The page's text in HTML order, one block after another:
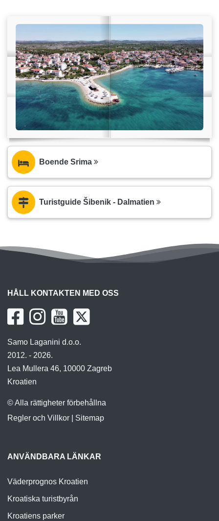
Boende Srima
Turistguide Šibenik - Dalmatien
HÅLL KONTAKTEN MED OSS
Samo Laganini d.o.o.
2012. - 2026.
Lea Mullera 46, 10000 Zagreb
Kroatien
© Alla rättigheter förbehållna
Regler och Villkor
Sitemap
ANVÄNDBARA LÄNKAR
Väderprognos Kroatien
Kroatiska turistbyrån
Kroatiens parker